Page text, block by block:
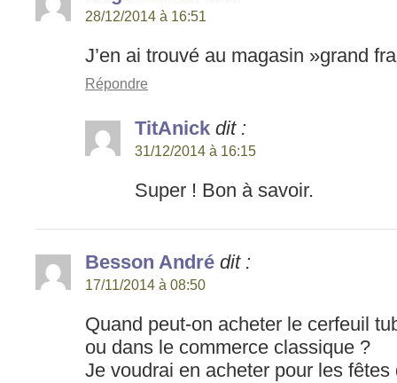
28/12/2014 à 16:51
J’en ai trouvé au magasin »grand
Répondre
TitAnick dit :
31/12/2014 à 16:15
Super ! Bon à savoir.
Besson André dit :
17/11/2014 à 08:50
Quand peut-on acheter le cerfeuil
ou dans le commerce classique ?
Je voudrai en acheter pour les fêtes